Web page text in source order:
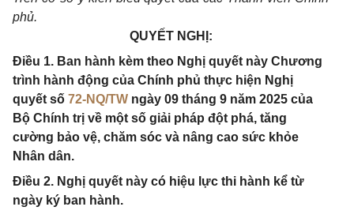
phủ.
QUYẾT NGHỊ:
Điều 1. Ban hành kèm theo Nghị quyết này Chương
trình hành động của Chính phủ thực hiện Nghị
quyết số 72-NQ/TW ngày 09 tháng 9 năm 2025 của
Bộ Chính trị về một số giải pháp đột phá, tăng
cường bảo vệ, chăm sóc và nâng cao sức khỏe
Nhân dân.
Điều 2. Nghị quyết này có hiệu lực thi hành kể từ
ngày ký ban hành.